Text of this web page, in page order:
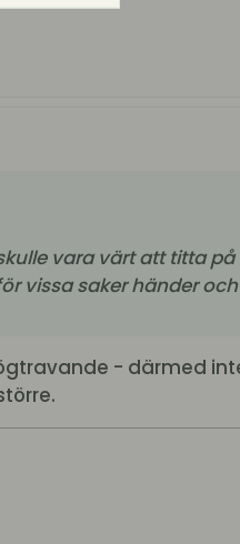
vara värt att titta på
vissa saker händer
- därmed